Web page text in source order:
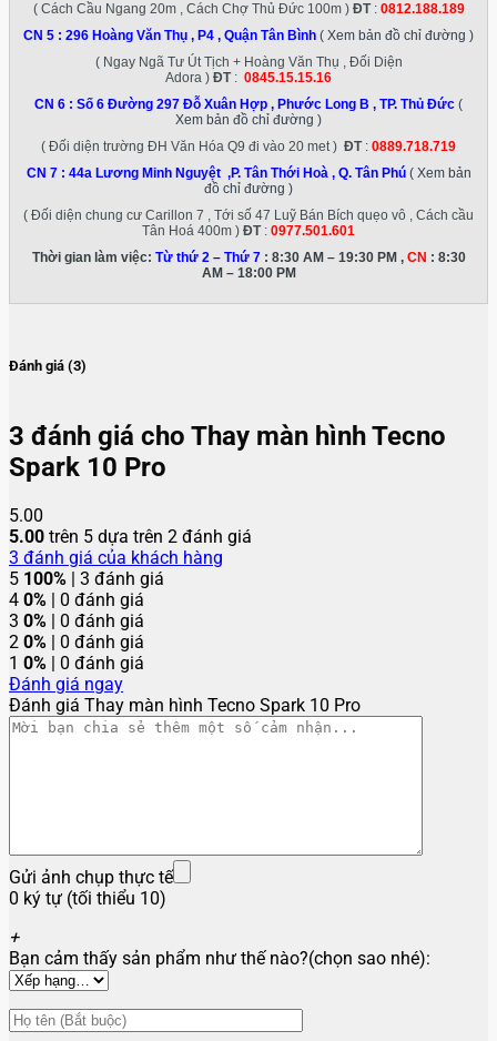
( Cách Cầu Ngang 20m , Cách Chợ Thủ Đức 100m ) ĐT: 0812.188.189
CN 5 : 296 Hoàng Văn Thụ , P4 , Quận Tân Bình ( Xem bản đồ chỉ đường )
( Ngay Ngã Tư Út Tịch + Hoàng Văn Thụ , Đối Diện
Adora ) ĐT: 0845.15.15.16
CN 6 : Số 6 Đường 297 Đỗ Xuân Hợp , Phước Long B , TP. Thủ Đức (
Xem bản đồ chỉ đường )
( Đối diện trường ĐH Văn Hóa Q9 đi vào 20 met ) ĐT: 0889.718.719
CN 7 : 44a Lương Minh Nguyệt ,P. Tân Thới Hoà , Q. Tân Phú ( Xem bản
đồ chỉ đường )
( Đối diện chung cư Carillon 7 , Tới số 47 Luỹ Bán Bích quẹo vô , Cách cầu
Tân Hoá 400m ) ĐT: 0977.501.601
Thời gian làm việc: Từ thứ 2 – Thứ 7: 8:30 AM – 19:30 PM , CN : 8:30
AM – 18:00 PM
Đánh giá (3)
3 đánh giá cho Thay màn hình Tecno
Spark 10 Pro
5.00
5.00 trên 5 dựa trên 2 đánh giá
3 đánh giá của khách hàng
5 100% | 3 đánh giá
4 0% | 0 đánh giá
3 0% | 0 đánh giá
2 0% | 0 đánh giá
1 0% | 0 đánh giá
Đánh giá ngay
Đánh giá Thay màn hình Tecno Spark 10 Pro
Gửi ảnh chụp thực tế
0 ký tự (tối thiểu 10)
+
Bạn cảm thấy sản phẩm như thế nào?(chọn sao nhé):